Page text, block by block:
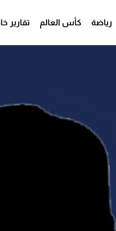
رياضة كأس العالم تقارير